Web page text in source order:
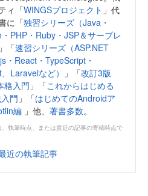
ィ「WINGSプロジェクト 」代
に「独習シリーズ（Java・
PHP・Ruby・JSP＆サーブレ
」「速習シリーズ（ASP.NET
・React・TypeScript・
Laravelなど）
」「改訂3版
格入門 」「これからはじめる
門 」「はじめてのAndroidア
編 」他、 著書多数。
執筆時点、または直近の記事の寄稿時点で
近の執筆記事